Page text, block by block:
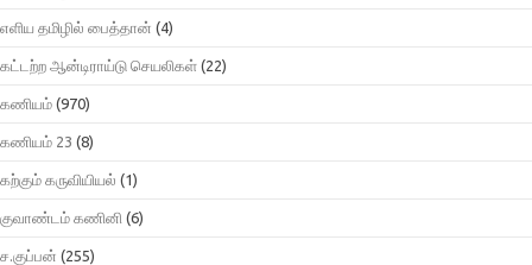
எளிய தமிழில் பைத்தான் (4)
கட்டற்ற ஆன்டிராய்டு செயலிகள் (22)
கணியம் (970)
கணியம் 23 (8)
கற்கும் கருவியியல் (1)
குவாண்டம் கணினி (6)
ச.குப்பன் (255)